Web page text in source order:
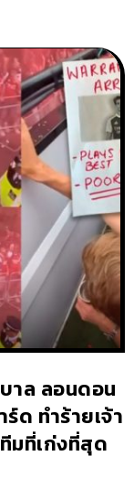
าล ลอนดอน
ด ทำร้ายเจ้า
มที่เก่งที่สุด